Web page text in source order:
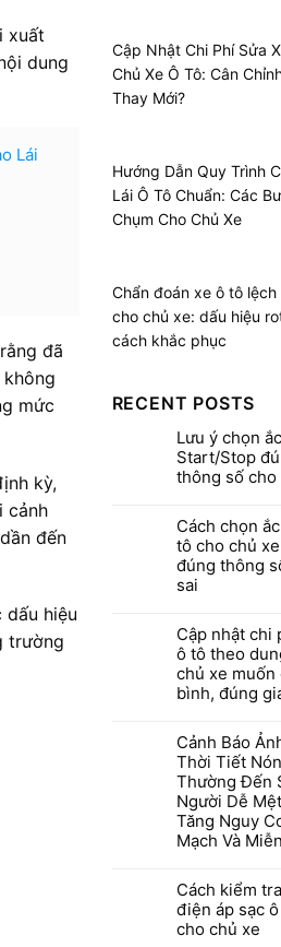
xuất
dung
Lái
đã
mức
kỳ,
cảnh
đến
hiệu
trường
Cập Nhật Chi Phí Sửa
Chủ Xe Ô Tô: Cân
Thay Mới?
Hướng Dẫn Quy Trình
Lái Ô Tô Chuẩn: Các
Chụm Cho Chủ Xe
Chẩn đoán xe ô tô
cho chủ xe: dấu hiệu
cách khắc phục
RECENT POSTS
Lưu ý chọn
Start/Stop
thông số
Cách chọn
tô cho chủ
đúng thông
sai
Cập nhật chi
ô tô theo
chủ xe muốn
bình, đúng
Cảnh Báo
Thời Tiết
Thường Đến
Người Dễ
Tăng Nguy
Mạch Và
Cách kiểm
điện áp sạc
cho chủ xe